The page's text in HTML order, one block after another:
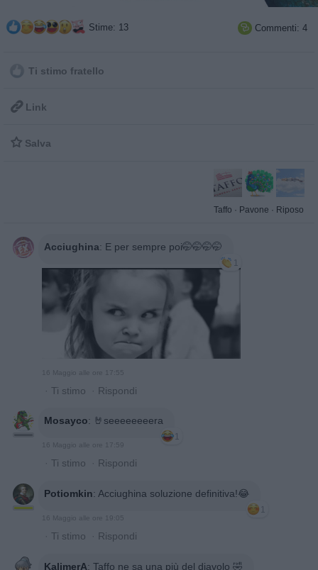
Stime: 13  Commenti: 4
Ti stimo fratello
 Link
 Salva
Taffo · Pavone · Riposo
Acciughina: E per sempre poi🤭🤭🤭🤭
1
16 Maggio alle ore 17:55
· Ti stimo · Rispondi
Mosayco: 🤘seeeeeeeera
1
16 Maggio alle ore 17:59
· Ti stimo · Rispondi
Potiomkin: Acciughina soluzione definitiva!😂
1
16 Maggio alle ore 19:05
· Ti stimo · Rispondi
KalimerA: Taffo ne sa una più del diavolo 🤣